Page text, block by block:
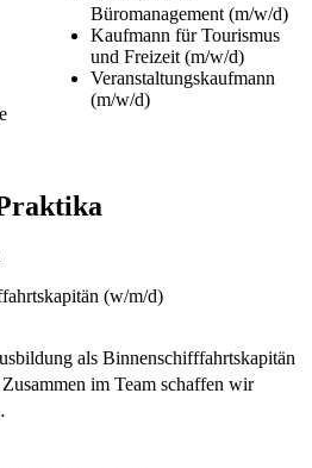
Büromanagement (m/w/d)
Kaufmann für Tourismus
und Freizeit (m/w/d)
Veranstaltungskaufmann
(m/w/d)
(w/m/d)
als Binnenschifffahrtskapitän
im Team schaffen wir